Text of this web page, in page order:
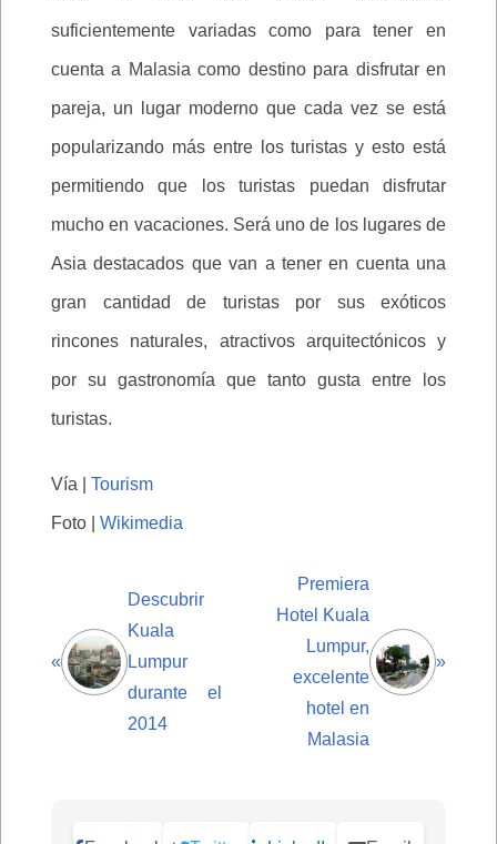
suficientemente variadas como para tener en
cuenta a Malasia como destino para disfrutar en
pareja, un lugar moderno que cada vez se está
popularizando más entre los turistas y esto está
permitiendo que los turistas puedan disfrutar
mucho en vacaciones. Será uno de los lugares de
Asia destacados que van a tener en cuenta una
gran cantidad de turistas por sus exóticos
rincones naturales, atractivos arquitectónicos y
por su gastronomía que tanto gusta entre los
turistas.
Vía | Tourism
Foto | Wikimedia
«
Descubrir
Kuala
Lumpur
durante el
2014
Premiera
Hotel Kuala
Lumpur,
excelente
hotel en
Malasia
»